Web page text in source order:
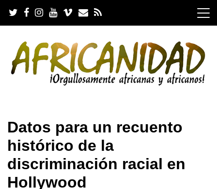
i
Datos para un recuento
histórico de la
discriminación racial en
Hollywood